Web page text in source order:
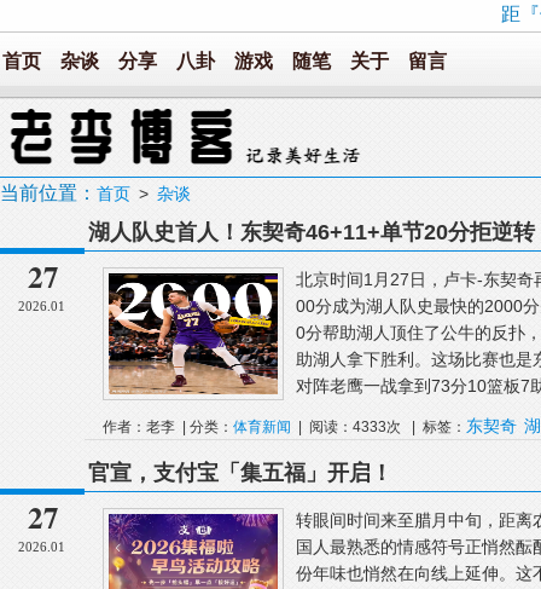
距
首页 杂谈 分享 八卦 游戏 随笔 关于 留言
当前位置： 首页 > 杂谈
27
2026.01
湖人队史首人！东契奇46+11+单节20分拒逆转
北京时间1月27日，卢卡-东契
00分成为湖人队史最快的2000
0分帮助湖人顶住了公牛的反扑
助湖人拿下胜利。这场比赛也
对阵老鹰一战拿到73分10篮板7
作者：老李 | 分类： 体育新闻 | 阅读：4333次 | 标签： 东契奇
27
2026.01
官宣，支付宝「集五福」开启！
转眼间时间来至腊月中旬，距
国人最熟悉的情感符号正悄然
份年味也悄然在向线上延伸。